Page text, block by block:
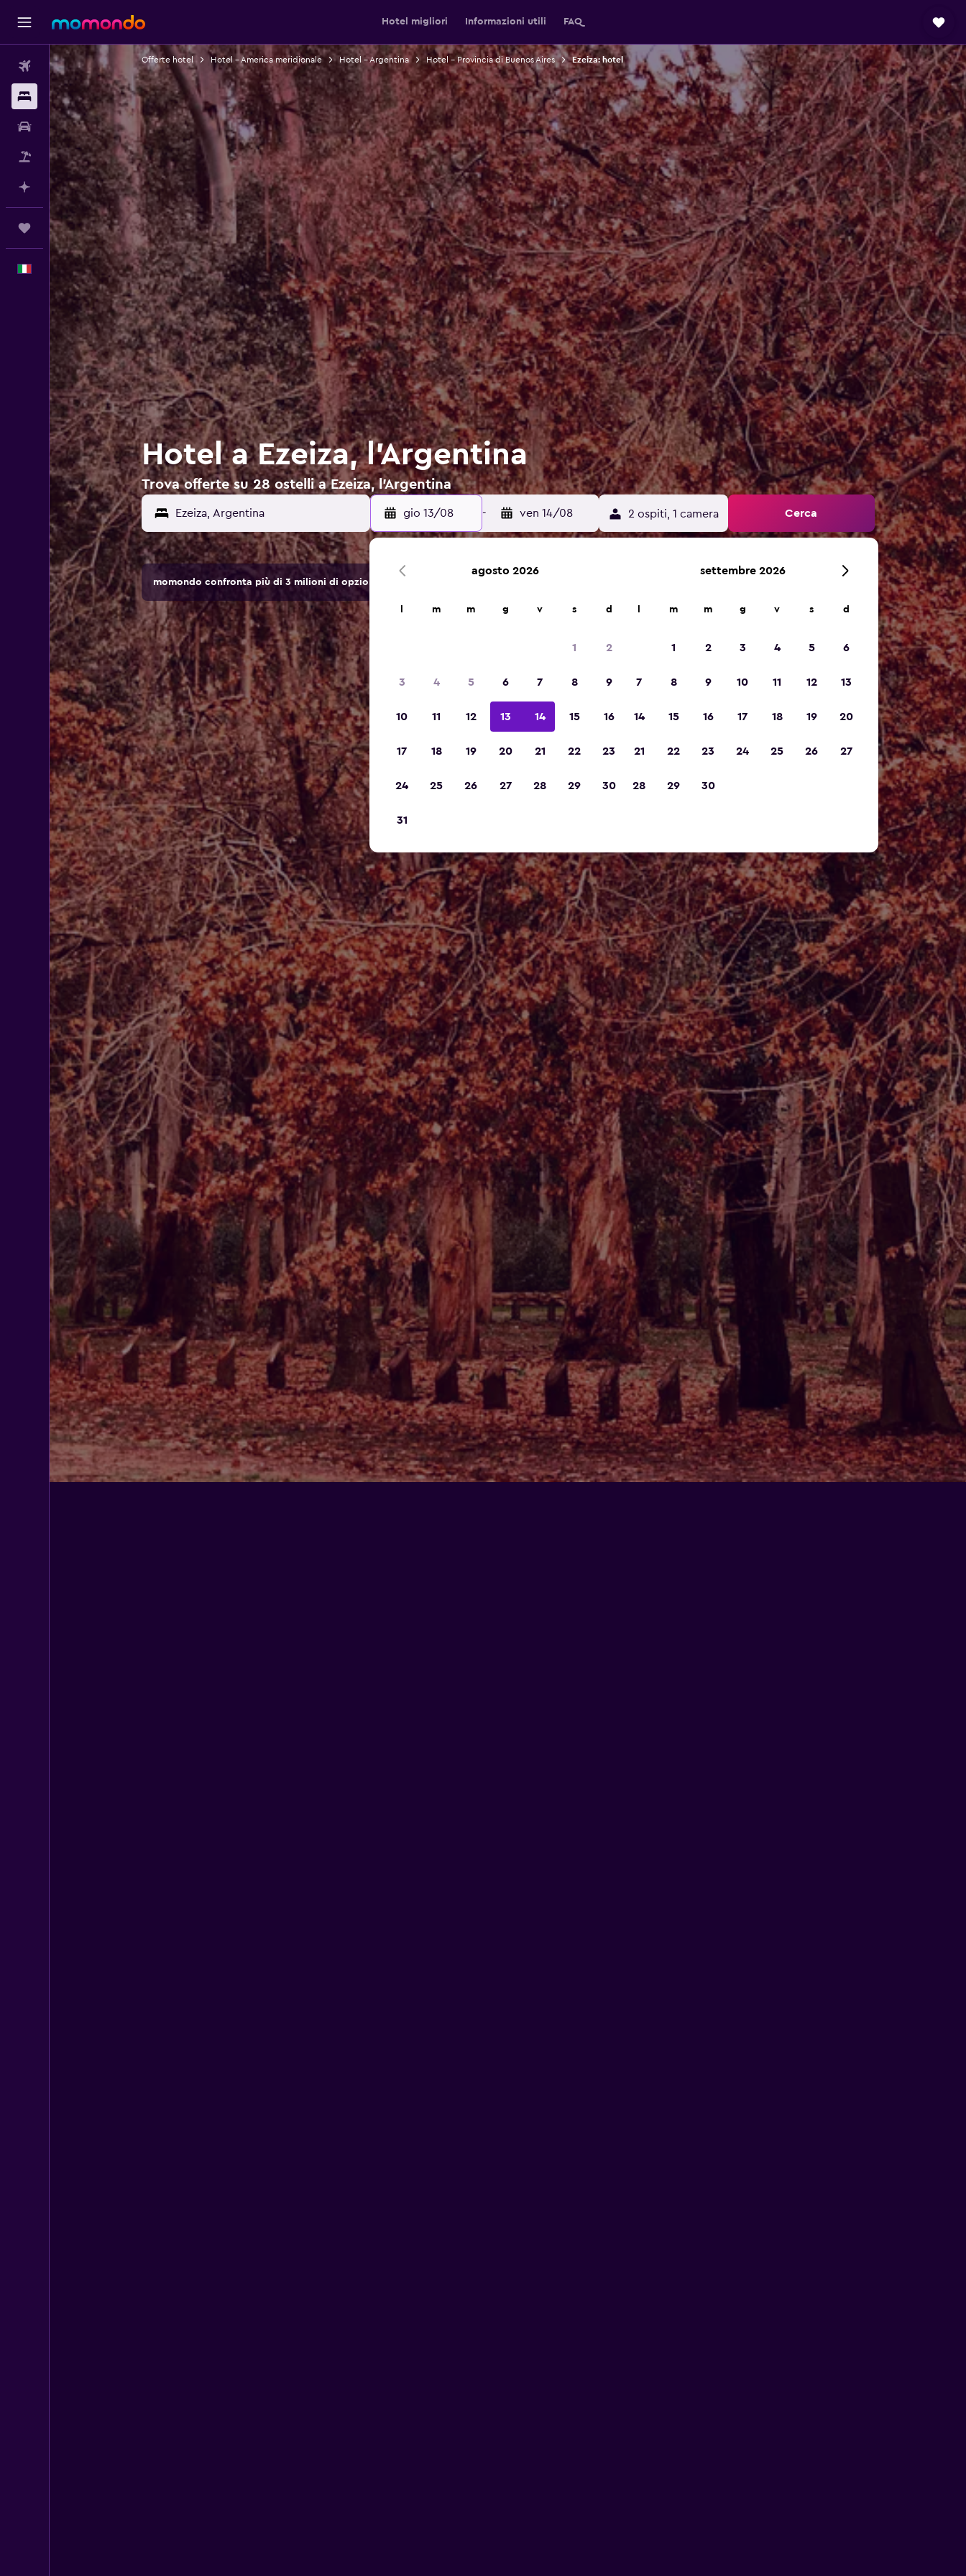
Hotel migliori Informazioni utili FAQ
Voli
Soggiorni
Noleggio auto
Pacchetti vacanze
Fai piani con l'AI
Trips
Italiano
Offerte hotel Hotel - America meridionale Hotel - Argentina Hotel - Provincia di Buenos Aires Ezeiza: hotel
Hotel a Ezeiza, l'Argentina
Trova offerte su 28 ostelli a Ezeiza, l'Argentina
gio 13/08 - ven 14/08 2 ospiti, 1 camera Cerca
momondo confronta più di 3 milioni di opzioni di hotel e alloggi.
agosto 2026
m m g v s d
1 2
3 4 5 6 7 8 9
10 11 12 13 14 15 16
17 18 19 20 21 22 23
24 25 26 27 28 29 30
31
settembre 2026
m m g v s d
1 2 3 4 5 6
7 8 9 10 11 12 13
14 15 16 17 18 19 20
21 22 23 24 25 26 27
28 29 30